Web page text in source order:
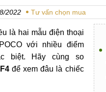
2022 Tư vấn chọn mua
là hai mẫu điện thoại
với nhiều điểm
biệt. Hãy cùng so
để xem đâu là chiếc